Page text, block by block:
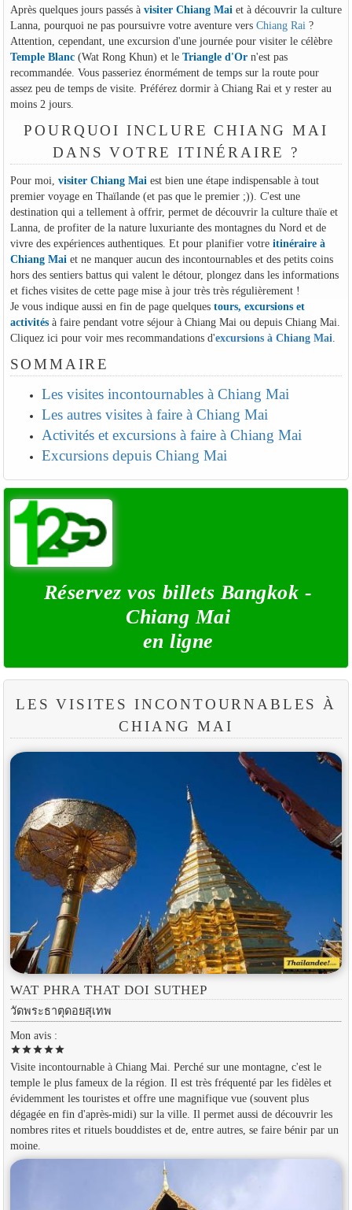
Après quelques jours passés à visiter Chiang Mai et à découvrir la culture
Lanna, pourquoi ne pas poursuivre votre aventure vers Chiang Rai ?
Attention, cependant, une excursion d'une journée pour visiter le célèbre
Temple Blanc(Wat Rong Khun) et le Triangle d'Orn'est pas
recommandée. Vous passeriez énormément de temps sur la route pour
assez peu de temps de visite. Préférez dormir à Chiang Rai et y rester au
moins 2 jours.
POURQUOI INCLURE CHIANG MAI
DANS VOTRE ITINÉRAIRE ?
Pour moi, visiter Chiang Mai est bien une étape indispensable à tout
premier voyage en Thaïlande (et pas que le premier ;)). C'est une
destination qui a tellement à offrir, permet de découvrir la culture thaïe et
Lanna, de profiter de la nature luxuriante des montagnes du Nord et de
vivre des expériences authentiques. Et pour planifier votre itinéraire à
Chiang Mai et ne manquer aucun des incontournables et des petits coins
hors des sentiers battus qui valent le détour, plongez dans les informations
et fiches visites de cette page mise à jour très très régulièrement !
Je vous indique aussi en fin de page quelques tours, excursions et
activitésà faire pendant votre séjour à Chiang Mai ou depuis Chiang Mai.
Cliquez ici pour voir mes recommandations d'excursions à Chiang Mai
SOMMAIRE
Les visites incontournables à Chiang Mai
Les autres visites à faire à Chiang Mai
Activités et excursions à faire à Chiang Mai
Excursions depuis Chiang Mai
Réservez vos billets Bangkok -
Chiang Mai
en ligne
LES VISITES INCONTOURNABLES À
CHIANG MAI
WAT PHRA THAT DOI SUTHEP
วัดพระธาตุดอยสุเทพ
Mon avis :
starstarstarstarstar
Visite incontournable à Chiang Mai. Perché sur une montagne, c'est le
temple le plus fameux de la région. Il est très fréquenté par les fidèles et
évidemment les touristes et offre une magnifique vue (souvent plus
dégagée en fin d'après-midi) sur la ville. Il permet aussi de découvrir les
nombres rites et rituels bouddistes et de, entre autres, se faire bénir par un
moine.